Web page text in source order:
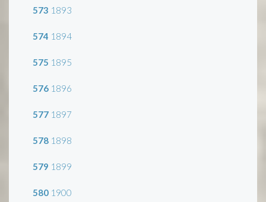
573 1893
574 1894
575 1895
576 1896
577 1897
578 1898
579 1899
580 1900